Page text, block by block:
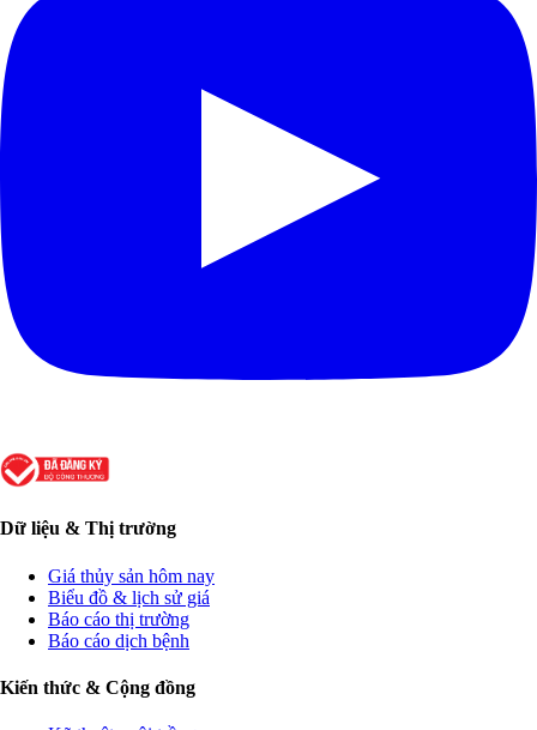
Dữ liệu & Thị trường
Giá thủy sản hôm nay
Biểu đồ & lịch sử giá
Báo cáo thị trường
Báo cáo dịch bệnh
Kiến thức & Cộng đồng